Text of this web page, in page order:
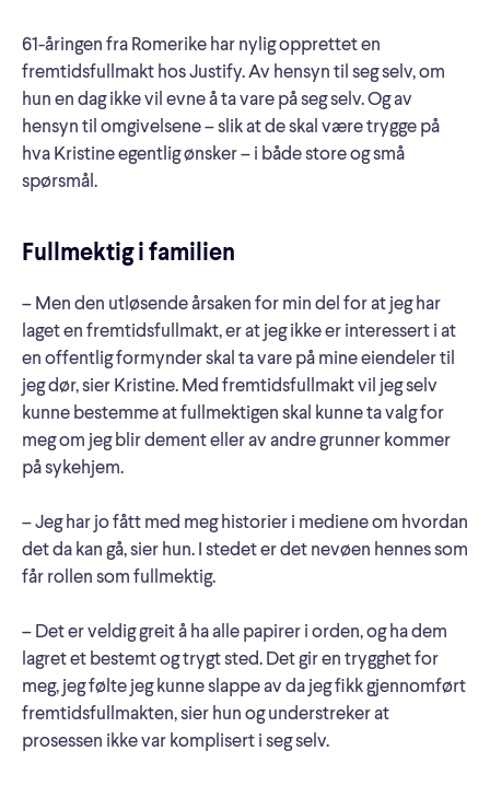
61-åringen fra Romerike har nylig opprettet en
fremtidsfullmakt hos Justify. Av hensyn til seg selv, om
hun en dag ikke vil evne å ta vare på seg selv. Og av
hensyn til omgivelsene – slik at de skal være trygge på
hva Kristine egentlig ønsker – i både store og små
spørsmål.
Fullmektig i familien
– Men den utløsende årsaken for min del for at jeg har
laget en fremtidsfullmakt, er at jeg ikke er interessert i at
en offentlig formynder skal ta vare på mine eiendeler til
jeg dør, sier Kristine. Med fremtidsfullmakt vil jeg selv
kunne bestemme at fullmektigen skal kunne ta valg for
meg om jeg blir dement eller av andre grunner kommer
på sykehjem.
– Jeg har jo fått med meg historier i mediene om hvordan
det da kan gå, sier hun. I stedet er det nevøen hennes som
får rollen som fullmektig.
– Det er veldig greit å ha alle papirer i orden, og ha dem
lagret et bestemt og trygt sted. Det gir en trygghet for
meg, jeg følte jeg kunne slappe av da jeg fikk gjennomført
fremtidsfullmakten, sier hun og understreker at
prosessen ikke var komplisert i seg selv.